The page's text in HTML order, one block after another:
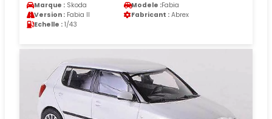
Marque : Skoda Modele :Fabia
Version : Fabia II Fabricant : Abrex
Echelle : 1/43